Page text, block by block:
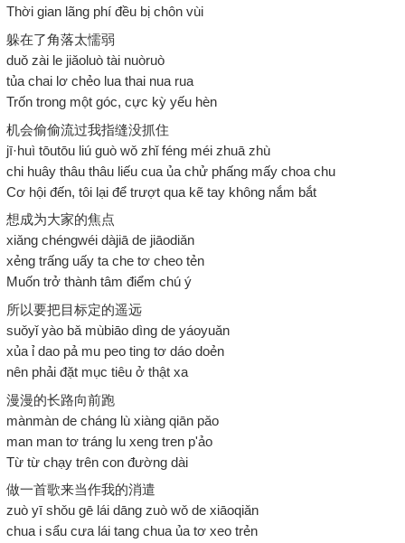
Thời gian lãng phí đều bị chôn vùi
躲在了角落太懦弱
duǒ zài le jiǎoluò tài nuòruò
tủa chai lơ chẻo lua thai nua rua
Trốn trong một góc, cực kỳ yếu hèn
机会偷偷流过我指缝没抓住
jī·huì tōutōu liú guò wǒ zhǐ féng méi zhuā zhù
chi huây thâu thâu liếu cua ủa chử phấng mấy choa chu
Cơ hội đến, tôi lại để trượt qua kẽ tay không nắm bắt
想成为大家的焦点
xiǎng chéngwéi dàjiā de jiāodiǎn
xẻng trấng uấy ta che tơ cheo tẻn
Muốn trở thành tâm điểm chú ý
所以要把目标定的遥远
suǒyǐ yào bǎ mùbiāo dìng de yáoyuǎn
xủa ỉ dao pả mu peo ting tơ dáo doẻn
nên phải đặt mục tiêu ở thật xa
漫漫的长路向前跑
mànmàn de cháng lù xiàng qiān pǎo
man man tơ tráng lu xeng tren p'ảo
Từ từ chạy trên con đường dài
做一首歌来当作我的消遣
zuò yī shǒu gē lái dāng zuò wǒ de xiāoqiǎn
chua i sẩu cưa lái tang chua ủa tơ xeo trẻn